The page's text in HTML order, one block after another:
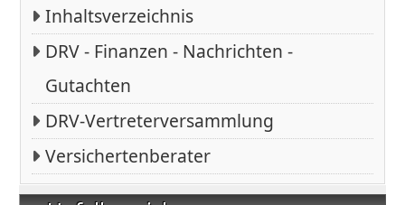
Inhaltsverzeichnis
DRV - Finanzen - Nachrichten -
Gutachten
DRV-Vertreterversammlung
Versichertenberater